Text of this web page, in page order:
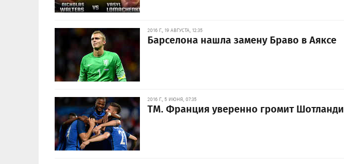
2016 Г., 19 АВГУСТА, 12:35
Барселона нашла замену Браво в Аяксе
2016 Г., 5 ИЮНЯ, 07:35
ТМ. Франция уверенно громит